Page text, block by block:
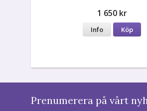
1 650 kr
Info Köp
Prenumerera på vårt